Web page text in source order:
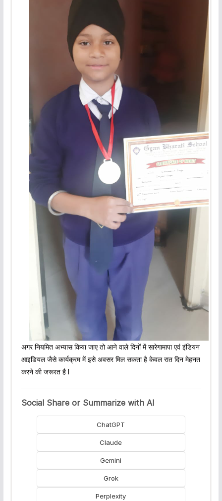
अगर नियमित अभ्यास किया जाए तो आने वाले दिनों में सारेगामापा एवं इंडियन
आइडियल जैसे कार्यक्रम में इसे अवसर मिल सकता है केवल रात दिन मेहनत
करने की जरूरत है l
Social Share or Summarize with AI
ChatGPT
Claude
Gemini
Grok
Perplexity